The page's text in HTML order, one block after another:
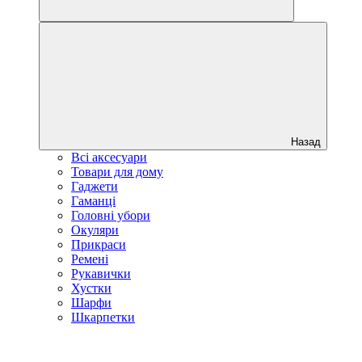
Назад
Всі аксесуари
Товари для дому
Гаджети
Гаманці
Головні убори
Окуляри
Прикраси
Ремені
Рукавички
Хустки
Шарфи
Шкарпетки